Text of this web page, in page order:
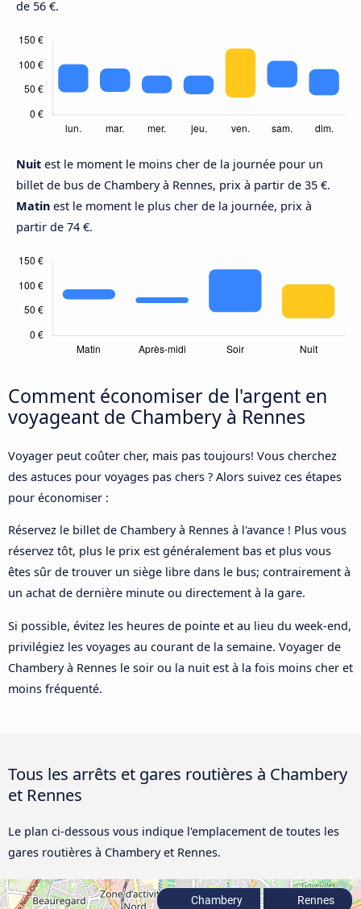
de 56 €.
Nuit est le moment le moins cher de la journée pour un
billet de bus de Chambery à Rennes, prix à partir de 35 €.
Matin est le moment le plus cher de la journée, prix à
partir de 74 €.
Comment économiser de l'argent en
voyageant de Chambery à Rennes
Voyager peut coûter cher, mais pas toujours! Vous cherchez
des astuces pour voyages pas chers ? Alors suivez ces étapes
pour économiser :
Réservez le billet de Chambery à Rennes à l'avance ! Plus vous
réservez tôt, plus le prix est généralement bas et plus vous
êtes sûr de trouver un siège libre dans le bus; contrairement à
un achat de dernière minute ou directement à la gare.
Si possible, évitez les heures de pointe et au lieu du week-end,
privilégiez les voyages au courant de la semaine. Voyager de
Chambery à Rennes le soir ou la nuit est à la fois moins cher et
moins fréquenté.
Tous les arrêts et gares routières à Chambery
et Rennes
Le plan ci-dessous vous indique l'emplacement de toutes les
gares routières à Chambery et Rennes.
Chambery Rennes